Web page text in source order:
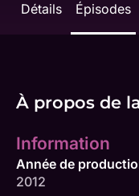
Détails Épisodes
À propos de
Information
Année de
2012